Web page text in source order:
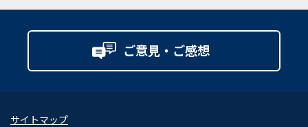
ご意見・ご感想
サイトマップ